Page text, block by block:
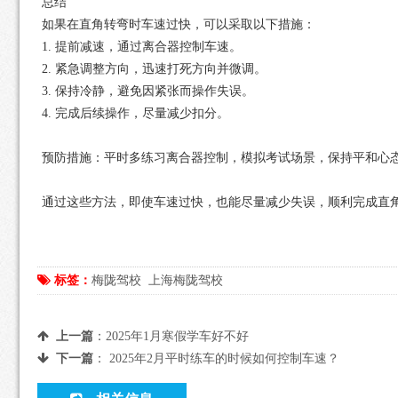
如果在直角转弯时车速过快，可以采取以下措施：
1. 提前减速，通过离合器控制车速。
2. 紧急调整方向，迅速打死方向并微调。
3. 保持冷静，避免因紧张而操作失误。
4. 完成后续操作，尽量减少扣分。
预防措施：平时多练习离合器控制，模拟考试场景，保持平和心态
通过这些方法，即使车速过快，也能尽量减少失误，顺利完成直
标签： 梅陇驾校 上海梅陇驾校
上一篇： 2025年1月寒假学车好不好
下一篇： 2025年2月平时练车的时候如何控制车速？